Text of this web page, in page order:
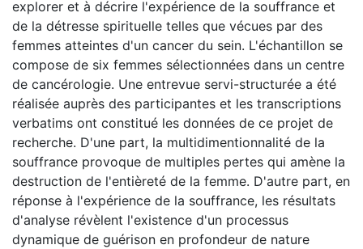
explorer et à décrire l'expérience de la souffrance et
de la détresse spirituelle telles que vécues par des
femmes atteintes d'un cancer du sein. L'échantillon se
compose de six femmes sélectionnées dans un centre
de cancérologie. Une entrevue servi-structurée a été
réalisée auprès des participantes et les transcriptions
verbatims ont constitué les données de ce projet de
recherche. D'une part, la multidimentionnalité de la
souffrance provoque de multiples pertes qui amène la
destruction de l'entièreté de la femme. D'autre part, en
réponse à l'expérience de la souffrance, les résultats
d'analyse révèlent l'existence d'un processus
dynamique de guérison en profondeur de nature